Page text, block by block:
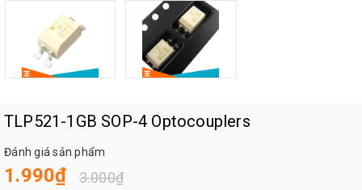
TLP521-1GB SOP-4 Optocouplers
Đánh giá sản phẩm
1.990₫ 3.000₫